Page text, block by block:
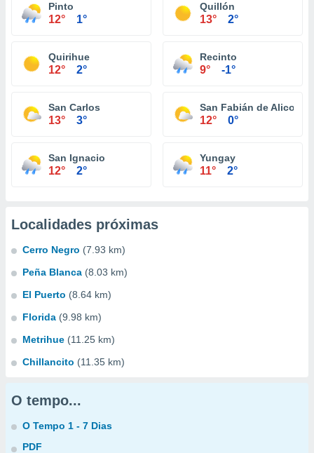
Pinto
12° 1°
Quillón
13° 2°
Quirihue
12° 2°
Recinto
9° -1°
San Carlos
13° 3°
San Fabián de Alico
12° 0°
San Ignacio
12° 2°
Yungay
11° 2°
Localidades próximas
Cerro Negro (7.93 km)
Peña Blanca (8.03 km)
El Puerto (8.64 km)
Florida (9.98 km)
Metrihue (11.25 km)
Chillancito (11.35 km)
O tempo...
O Tempo 1 - 7 Dias
PDF